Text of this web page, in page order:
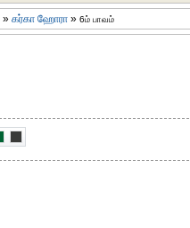
» கர்கா ஹோரா » 6ம் பாவம்